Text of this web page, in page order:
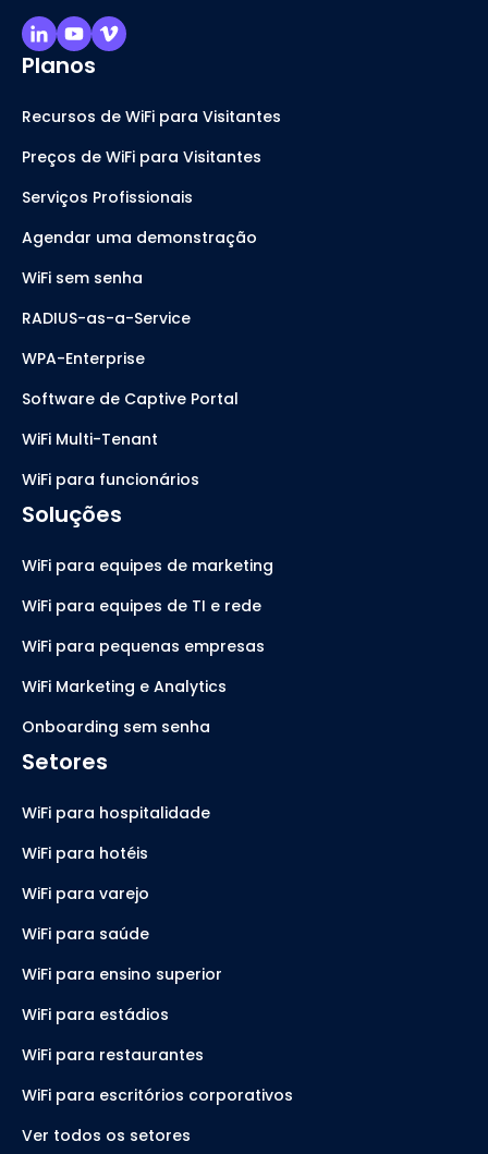
Planos
Recursos de WiFi para Visitantes
Preços de WiFi para Visitantes
Serviços Profissionais
Agendar uma demonstração
WiFi sem senha
RADIUS-as-a-Service
WPA-Enterprise
Software de Captive Portal
WiFi Multi-Tenant
WiFi para funcionários
Soluções
WiFi para equipes de marketing
WiFi para equipes de TI e rede
WiFi para pequenas empresas
WiFi Marketing e Analytics
Onboarding sem senha
Setores
WiFi para hospitalidade
WiFi para hotéis
WiFi para varejo
WiFi para saúde
WiFi para ensino superior
WiFi para estádios
WiFi para restaurantes
WiFi para escritórios corporativos
Ver todos os setores